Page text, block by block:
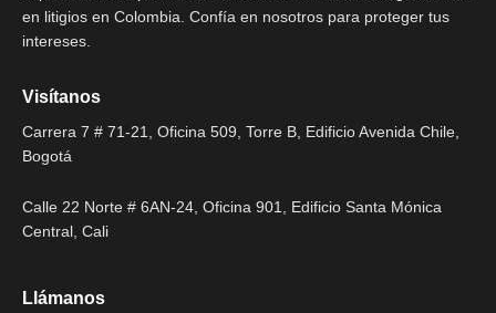
en litigios en Colombia. Confía en nosotros para proteger tus
intereses.
Visítanos
Carrera 7 # 71-21, Oficina 509, Torre B, Edificio Avenida Chile,
Bogotá
Calle 22 Norte # 6AN-24, Oficina 901, Edificio Santa Mónica
Central, Cali
Llámanos